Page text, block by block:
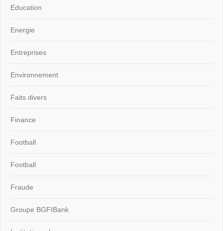
Education
Energie
Entreprises
Environnement
Faits divers
Finance
Football
Football
Fraude
Groupe BGFIBank